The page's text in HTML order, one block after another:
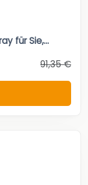
für Sie,...
91,35 €